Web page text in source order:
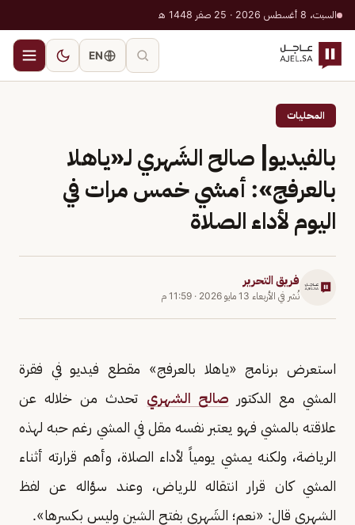
السبت، 8 أغسطس 2026 · 25 صفر 1448 هـ
EN
المحليات
بالفيديو| صالح الشَهري لـ«ياهلا
بالعرفج»: أمشي خمس مرات في
اليوم لأداء الصلاة
فريق التحرير
نُشر في الأربعاء 13 مايو 2026 · 11:59 م
استعرض برنامج «ياهلا بالعرفج» مقطع فيديو في فقرة
المشي مع الدكتور صالح الشهري تحدث من خلاله عن
علاقته بالمشي فهو يعتبر نفسه مقل في المشي رغم حبه لهذه
الرياضة، ولكنه يمشي يومياً لأداء الصلاة، وأهم قرارته أثناء
المشي كان قرار انتقاله للرياض، وعند سؤاله عن لفظ
الشهري قال: «نعم؛ الشَهري بفتح الشين وليس بكسرها».